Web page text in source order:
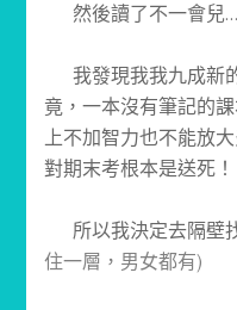
然後讀了不一會兒…
我發現我我九成新
竟，一本沒有筆記的
上不加智力也不能放
對期末考根本是送死！
所以我決定去隔壁
住一層，男女都有)